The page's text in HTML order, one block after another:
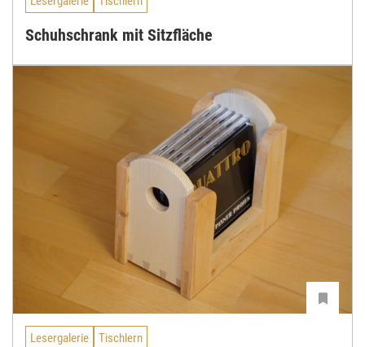
Schuhschrank mit Sitzfläche
Lesergalerie Tischlern